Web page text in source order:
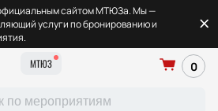
сайтом МТЮЗа. Мы —
услуги по бронированию и
МТЮЗ
0